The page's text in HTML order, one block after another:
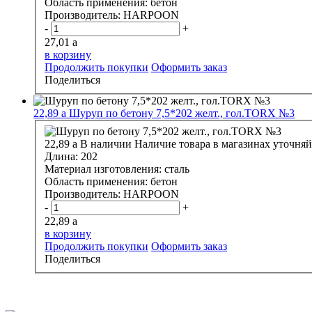
Область применения: бетон
Производитель: HARPOON
-
+
27,01 a
в корзину
Продолжить покупки Оформить заказ
Поделиться
22,89 a Шуруп по бетону 7,5*202 желт., гол.ТОRХ №3
22,89 a В наличии Наличие товара в магазинах
Длина: 202
Материал изготовления: сталь
Область применения: бетон
Производитель: HARPOON
-
+
22,89 a
в корзину
Продолжить покупки Оформить заказ
Поделиться